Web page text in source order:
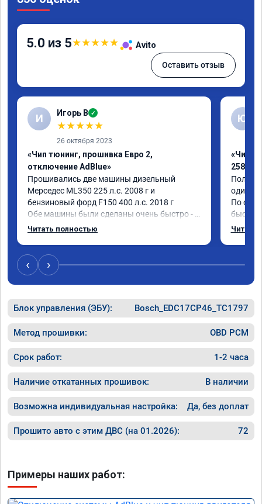
5.0 из 5★★★★★ Avito
Оставить отзыв
И Игорь В ✓
★★★★★
26 октября 2023
«Чип тюнинг, прошивка Евро 2,
отключение AdBlue»
Прошивались две машины дизельный
Мерседес ML350 225 л.с. 2008 г и
бензиновый форд F150 400 л.с. 2018 г
Обе машины были сделаны очень быстро -
прошивка качественная, расход упал,
Получил рекомендации по дальнейшей
эксплуатации, а так же существенный
дисконт на стоимость удаленных
Очень рекомендую ребят, знают что делают
и делают это хорошо!
Читать полностью
Ю
«Чип
258 лс»
один
По
Читать
‹ ›
Блок управления (ЭБУ): Bosch_EDC17CP46_TC1797
Метод прошивки: OBD PCM
Срок работ: 1-2 часа
Наличие откатанных прошивок: В наличии
Возможна индивидуальная настройка: Да, без доплат
Прошито авто с этим ДВС (на 01.2026): 72
Примеры наших работ: